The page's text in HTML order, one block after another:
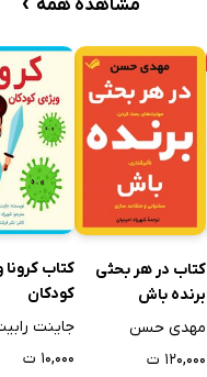
مشاهده همه
کتاب در هر بحثی
برنده باش
مهدی حسن
۱۲۰,۰۰۰ ت
کتاب
کودکان
جاینت
۱۰,۰۰۰ ت